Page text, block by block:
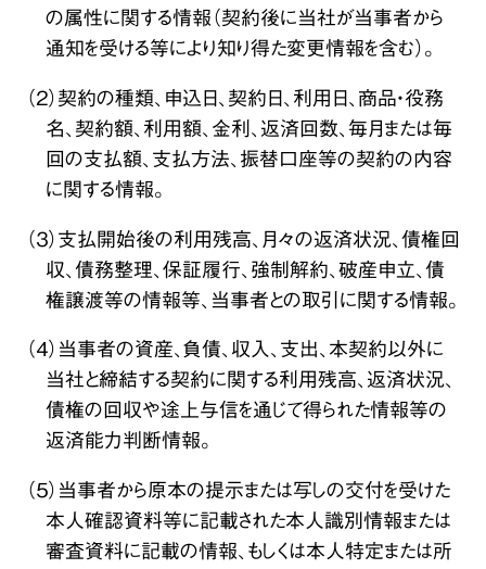
の属性に関する情報（契約後に当社が当事者から
通知を受ける等により知り得た変更情報を含む）。
（２）契約の種類、申込日、契約日、利用日、商品・役務
名、契約額、利用額、金利、返済回数、毎月または毎
回の支払額、支払方法、振替口座等の契約の内容
に関する情報。
（３）支払開始後の利用残高、月々の返済状況、債権回
収、債務整理、保証履行、強制解約、破産申立、債
権譲渡等の情報等、当事者との取引に関する情報。
（４）当事者の資産、負債、収入、支出、本契約以外に
当社と締結する契約に関する利用残高、返済状況、
債権の回収や途上与信を通じて得られた情報等の
返済能力判断情報。
（５）当事者から原本の提示または写しの交付を受けた
本人確認資料等に記載された本人識別情報または
審査資料に記載の情報、もしくは本人特定または所